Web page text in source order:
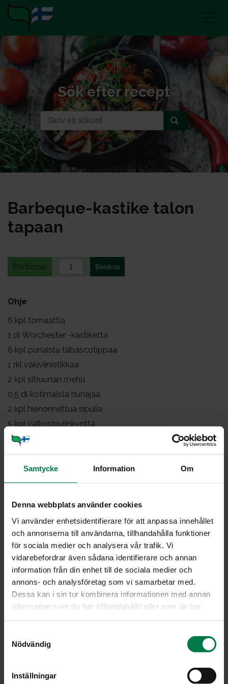
Samtycke Information Om
Denna webbplats använder cookies
Vi använder enhetsidentifierare för att anpassa innehållet
och annonserna till användarna, tillhandahålla funktioner
för sociala medier och analysera vår trafik. Vi
vidarebefordrar även sådana identifierare och annan
information från din enhet till de sociala medier och
annons- och analysföretag som vi samarbetar med.
Dessa kan i sin tur kombinera informationen med annan
information som du har tillhandahållit eller som de har
Nödvändig
Inställningar
Sök efter recept
Bar­be­que-kas­ti­ke ta­lon
ta­paan
Portioner
Ohje
6 kpl tomaattia
1 dl Worchester -kastiketta
6 kpl punaista tabascotippaa
1 rkl väkiviinietikkaa
2 kpl sitruunan mehu
0.5 dl kotimaista hunajaa
2 kpl hienonnettua sipulia
5kpl valkosipulinkynttä
0.5tl rouhittua mustapippuria
1kpl laakerinlehti
rkl sinapinsiemeniä
Lisää kaikki muut raaka-aineet paitsi sinapinsiemenet.
Kuumenna seos kiehuvaksi ja keitä hiljalleen ilman
kantta 30 minuuttia. Ota laakerinlehti pois ja paina
kastike tiheän siivilän läpi takaisin kattilaan.
Laita laakerinlehti takaisin, lisää sinapinsiemenet ja
jatka keittämistä, kunnes kastike on sopivan sakeaa.
Poista laakerinlehti. Käytä kastiketta kanan, grillikyljen,
kyljysten marinointiin. Kastiketta voit sipaista myös
grillimakkaralle ja kasviksille.
Huom! Worchester-kastike sisältää anjovista eikä